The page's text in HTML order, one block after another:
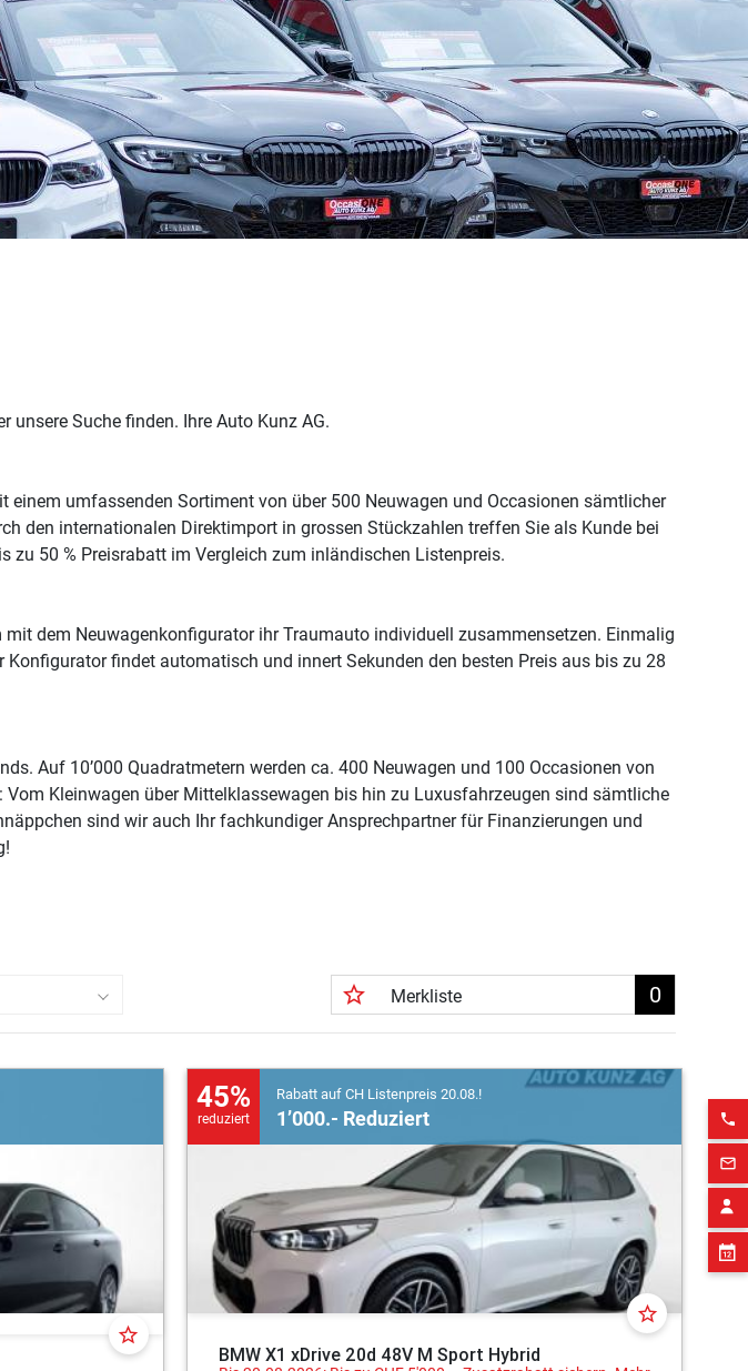
phone
mail_outline
unsere Suche finden. Ihre Auto Kunz AG.
umfassenden Sortiment von über 500 Neuwagen und Occasionen sämtlicher
den internationalen Direktimport in grossen Stückzahlen treffen Sie als Kunde bei
50 % Preisrabatt im Vergleich zum inländischen Listenpreis.
dem Neuwagenkonfigurator ihr Traumauto individuell zusammensetzen. Einmalig
findet automatisch und innert Sekunden den besten Preis aus bis zu 28
Auf 10’000 Quadratmetern werden ca. 400 Neuwagen und 100 Occasionen von
Kleinwagen über Mittelklassewagen bis hin zu Luxusfahrzeugen sind sämtliche
sind wir auch Ihr fachkundiger Ansprechpartner für Finanzierungen und
star_border Merkliste 0
star_border
45%
reduziert
Rabatt auf CH Listenpreis 20.08.!
1’000.- Reduziert
star_border
BMW X1 xDrive 20d 48V M Sport Hybrid